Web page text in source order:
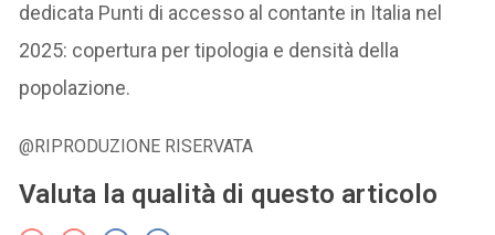
dedicata Punti di accesso al contante in Italia nel
2025: copertura per tipologia e densità della
popolazione.
@RIPRODUZIONE RISERVATA
Valuta la qualità di questo articolo